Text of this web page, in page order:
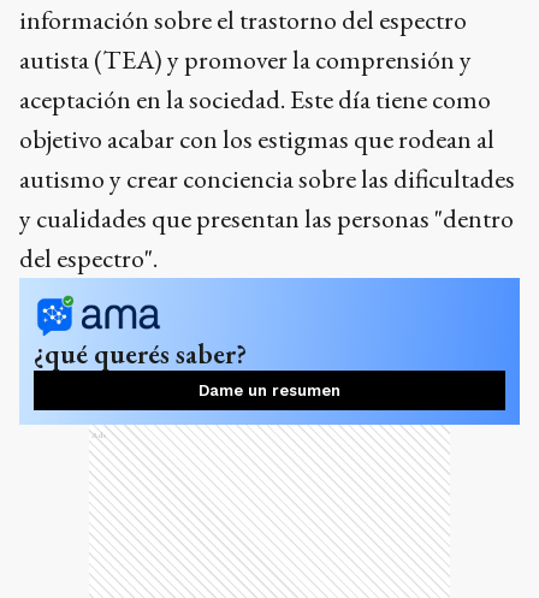
información sobre el trastorno del espectro
autista (TEA) y promover la comprensión y
aceptación en la sociedad. Este día tiene como
objetivo acabar con los estigmas que rodean al
autismo y crear conciencia sobre las dificultades
y cualidades que presentan las personas "dentro
del espectro".
¿qué querés saber?
Dame un resumen
Ads